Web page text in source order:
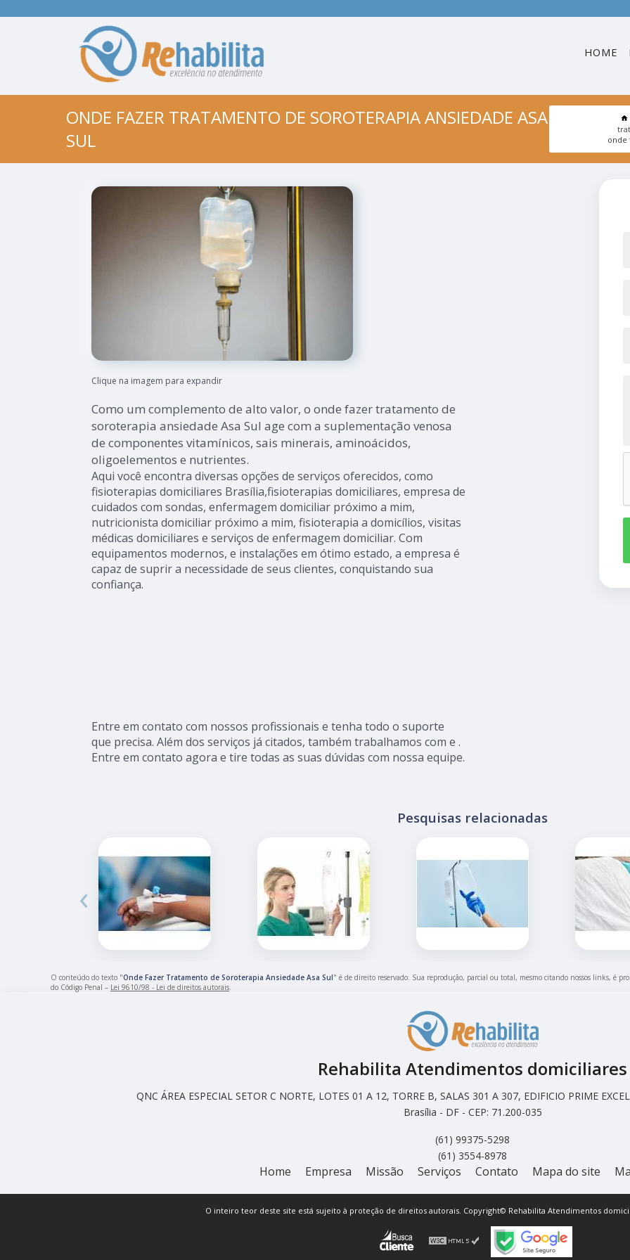
HOME
ONDE FAZER TRATAMENTO DE SOROTERAPIA ANSIEDADE ASA
SUL
onde
Clique na imagem para expandir
Como um complemento de alto valor, o onde fazer tratamento de
soroterapia ansiedade Asa Sul age com a suplementação venosa
de componentes vitamínicos, sais minerais, aminoácidos,
oligoelementos e nutrientes.
Aqui você encontra diversas opções de serviços oferecidos, como
fisioterapias domiciliares Brasília,fisioterapias domiciliares, empresa de
cuidados com sondas, enfermagem domiciliar próximo a mim,
nutricionista domiciliar próximo a mim, fisioterapia a domicílios, visitas
médicas domiciliares e serviços de enfermagem domiciliar. Com
equipamentos modernos, e instalações em ótimo estado, a empresa é
capaz de suprir a necessidade de seus clientes, conquistando sua
confiança.
Entre em contato com nossos profissionais e tenha todo o suporte
que precisa. Além dos serviços já citados, também trabalhamos com e .
Entre em contato agora e tire todas as suas dúvidas com nossa equipe.
Pesquisas relacionadas
‹
O conteúdo do texto "Onde Fazer Tratamento de Soroterapia Ansiedade Asa Sul" é de direito reservado. Sua reprodução, parcial ou total, mesmo citando nossos links, é
do Código Penal – Lei 9610/98 - Lei de direitos autorais
Rehabilita Atendimentos domiciliares
QNC ÁREA ESPECIAL SETOR C NORTE, LOTES 01 A 12, TORRE B, SALAS 301 A 307, EDIFICIO PRIME
Brasília - DF - CEP: 71.200-035
(61) 99375-5298
(61) 3554-8978
Home Empresa Missão Serviços Contato Mapa do site
O inteiro teor deste site está sujeito à proteção de direitos autorais. Copyright© Rehabilita Atendimentos